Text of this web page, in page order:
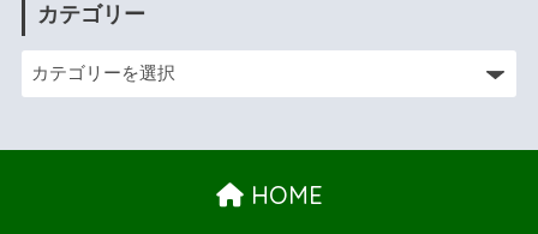
カテゴリー
HOME